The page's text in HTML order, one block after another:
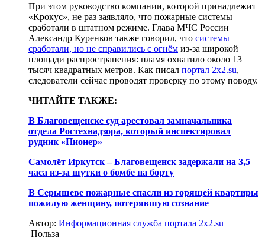
При этом руководство компании, которой принадлежит
«Крокус», не раз заявляло, что пожарные системы
сработали в штатном режиме. Глава МЧС России
Александр Куренков также говорил, что системы
сработали, но не справились с огнём из-за широкой
площади распространения: пламя охватило около 13
тысяч квадратных метров. Как писал портал 2x2.su,
следователи сейчас проводят проверку по этому поводу.
ЧИТАЙТЕ ТАКЖЕ:
В Благовещенске суд арестовал замначальника
отдела Ростехнадзора, который инспектировал
рудник «Пионер»
Самолёт Иркутск – Благовещенск задержали на 3,5
часа из-за шутки о бомбе на борту
В Серышеве пожарные спасли из горящей квартиры
пожилую женщину, потерявшую сознание
Автор: Информационная служба портала 2x2.su
Польза